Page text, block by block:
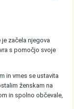
začela njegova
s pomočjo svoje
in vmes se ustavita
ženskam na
in spolno občevale,